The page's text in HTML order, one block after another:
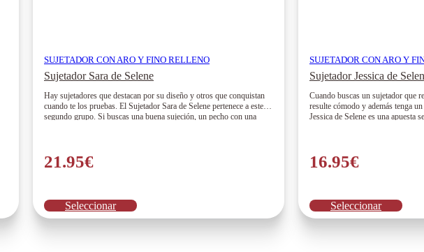
SUJETADOR CON ARO Y FINO RELLENO
Sujetador Sara de Selene
Hay sujetadores que destacan por su diseño y otros que conquistan
cuando te los pruebas. El Sujetador Sara de Selene pertenece a este
segundo grupo. Si buscas una buena sujeción, un pecho con una
21.95€
Seleccionar
Este
producto
SUJETADOR CON ARO Y
Sujetador Jessica de
Cuando buscas un sujetador que
resulte cómodo y además tenga
Jessica de Selene es una apuesta
16.95€
Seleccionar
Este